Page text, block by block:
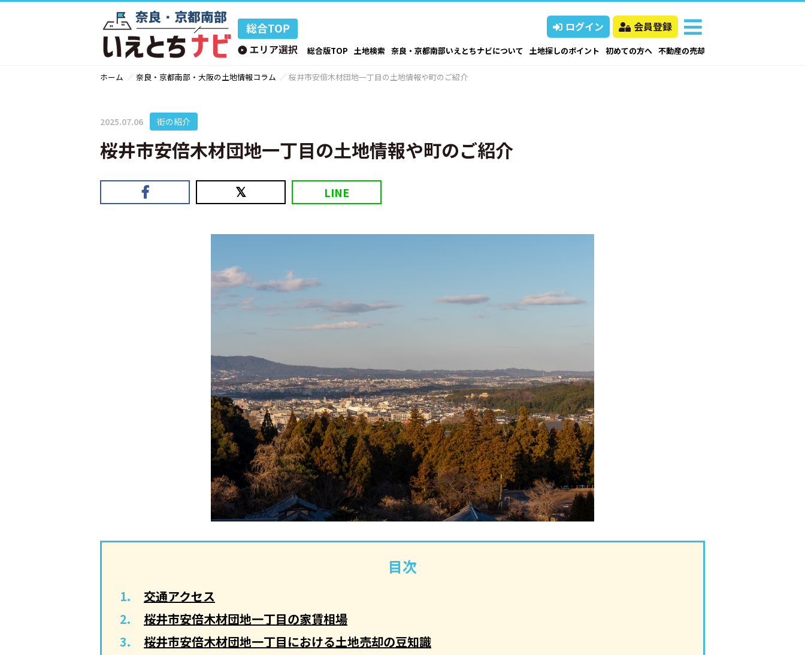
ログイン 会員登録
総合版TOP 土地検索 奈良・京都南部いえとちナビについて 土地探しのポイント 初めての方へ 不動産の売却
ホーム 奈良・京都南部・大阪の土地情報コラム 桜井市安倍木材団地一丁目の土地情報や町のご紹介
2025.07.06 街の紹介
桜井市安倍木材団地一丁目の土地情報や町のご紹介
LINE
目次
交通アクセス
桜井市安倍木材団地一丁目の家賃相場
桜井市安倍木材団地一丁目における土地売却の豆知識